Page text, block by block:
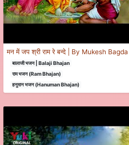
मन में जप श्री राम रे बन्दे | By Mukesh Bagda |
बालाजी भजन | Balaji Bhajan
राम भजन (Ram Bhajan)
हनुमान भजन (Hanuman Bhajan)